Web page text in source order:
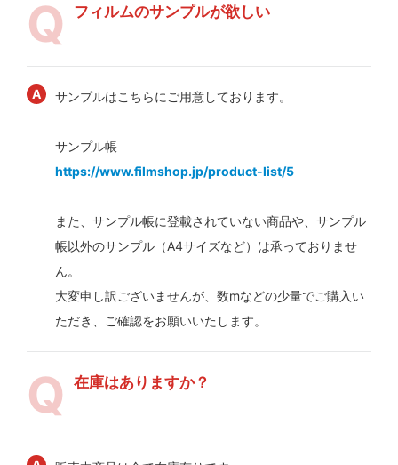
フィルムのサンプルが欲しい
サンプルはこちらにご用意しております。
サンプル帳
https://www.filmshop.jp/product-list/5
また、サンプル帳に登載されていない商品や、サンプル
帳以外のサンプル（A4サイズなど）は承っておりませ
ん。
大変申し訳ございませんが、数mなどの少量でご購入い
ただき、ご確認をお願いいたします。
在庫はありますか？